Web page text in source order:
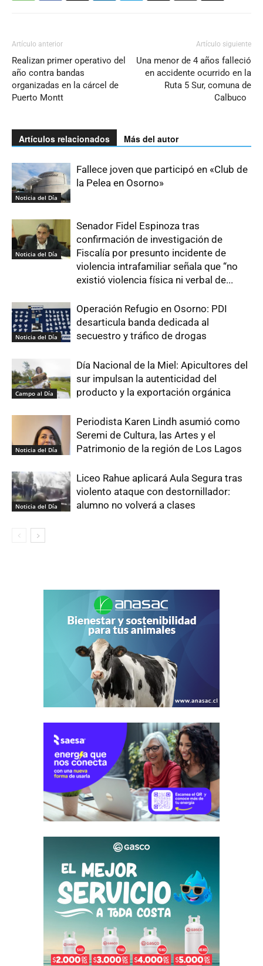
Artículo anterior
Realizan primer operativo del
año contra bandas
organizadas en la cárcel de
Puerto Montt
Artículo siguiente
Una menor de 4 años falleció
en accidente ocurrido en la
Ruta 5 Sur, comuna de
Calbuco
Artículos relacionados Más del autor
Noticia del Día
Fallece joven que participó en «Club de
la Pelea en Osorno»
Noticia del Día
Senador Fidel Espinoza tras
confirmación de investigación de
Fiscalía por presunto incidente de
violencia intrafamiliar señala que “no
existió violencia física ni verbal de...
Noticia del Día
Operación Refugio en Osorno: PDI
desarticula banda dedicada al
secuestro y tráfico de drogas
Campo al Día
Día Nacional de la Miel: Apicultores del
sur impulsan la autenticidad del
producto y la exportación orgánica
Noticia del Día
Periodista Karen Lindh asumió como
Seremi de Cultura, las Artes y el
Patrimonio de la región de Los Lagos
Noticia del Día
Liceo Rahue aplicará Aula Segura tras
violento ataque con destornillador:
alumno no volverá a clases